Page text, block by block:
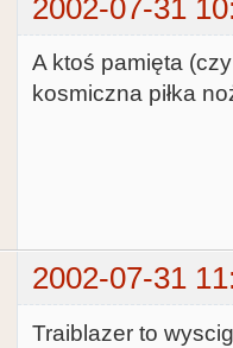
2002-07-31
A ktoś pamięta
kosmiczna piłka
2002-07-31
Traiblazer to